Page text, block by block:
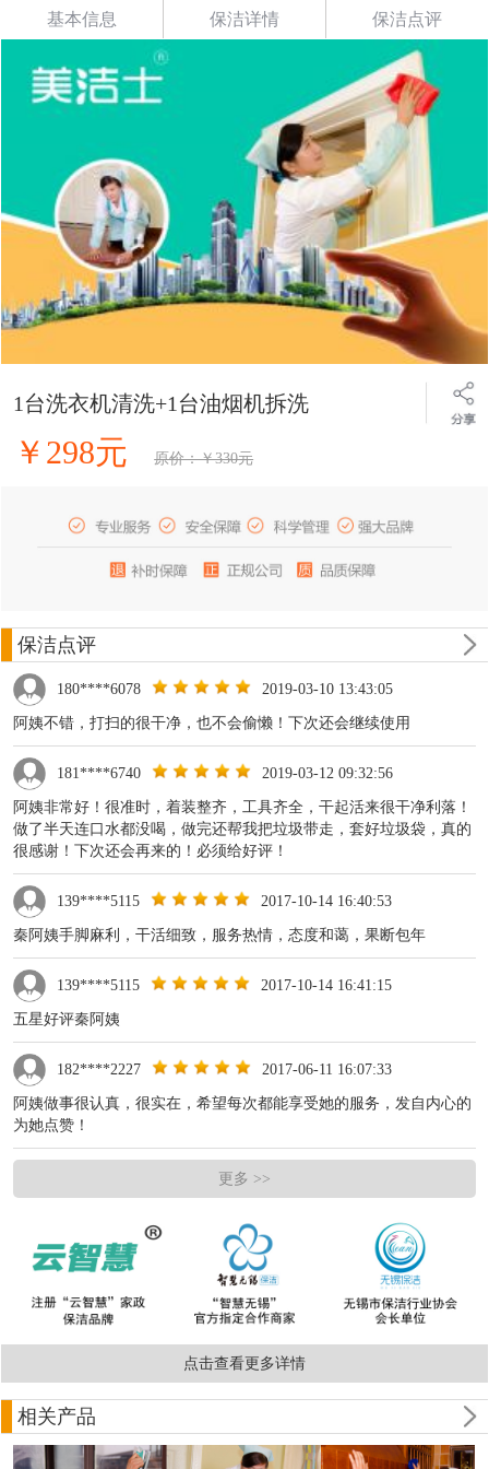
基本信息 保洁详情 保洁点评
1台洗衣机清洗+1台油烟机拆洗
￥298元 原价：￥330元
保洁点评
180****6078 2019-03-10 13:43:05
阿姨不错，打扫的很干净，也不会偷懒！下次还会继续使用
181****6740 2019-03-12 09:32:56
阿姨非常好！很准时，着装整齐，工具齐全，干起活来很干净利落！
做了半天连口水都没喝，做完还帮我把垃圾带走，套好垃圾袋，真的
很感谢！下次还会再来的！必须给好评！
139****5115 2017-10-14 16:40:53
秦阿姨手脚麻利，干活细致，服务热情，态度和蔼，果断包年
139****5115 2017-10-14 16:41:15
五星好评秦阿姨
182****2227 2017-06-11 16:07:33
阿姨做事很认真，很实在，希望每次都能享受她的服务，发自内心的
为她点赞！
更多 >>
点击查看更多详情
相关产品